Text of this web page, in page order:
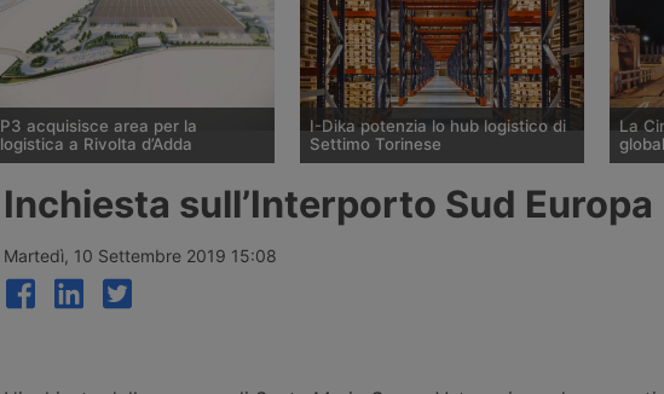
P3 acquisisce area per la
logistica a Rivolta d’Adda
da Savills Investment Management
quadrati a Rivolta d’Adda, in
provincia di Cremona, per un polo
logistico da 61mila metri quadrati,
con i lavori in avvio nel quarto
I-Dika potenzia lo hub logistico di
Settimo Torinese
logistico I-Dika di a Settimo
Torinese da 30mila metri quadrati,
La
Inchiesta sull’Interporto Sud Europa
Martedì, 10 Settembre 2019 15:08